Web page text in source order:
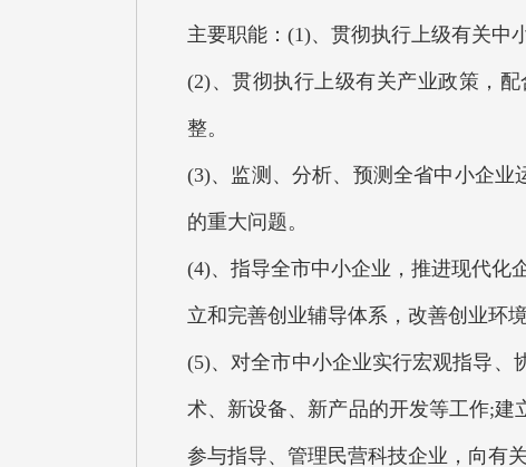
主要职能：(1)、贯彻执行上级有关中
(2)、贯彻执行上级有关产业政策，
整。
(3)、监测、分析、预测全省中小企
的重大问题。
(4)、指导全市中小企业，推进现代化
立和完善创业辅导体系，改善创业环
(5)、对全市中小企业实行宏观指导、
术、新设备、新产品的开发等工作;
参与指导、管理民营科技企业，向有